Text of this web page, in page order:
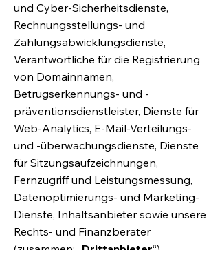
und Cyber-Sicherheitsdienste,
Rechnungsstellungs- und
Zahlungsabwicklungsdienste,
Verantwortliche für die Registrierung
von Domainnamen,
Betrugserkennungs- und -
präventionsdienstleister, Dienste für
Web-Analytics, E-Mail-Verteilungs-
und -überwachungsdienste, Dienste
für Sitzungsaufzeichnungen,
Fernzugriff und Leistungsmessung,
Datenoptimierungs- und Marketing-
Dienste, Inhaltsanbieter sowie unsere
Rechts- und Finanzberater
(zusammen: „ Drittanbieter“).